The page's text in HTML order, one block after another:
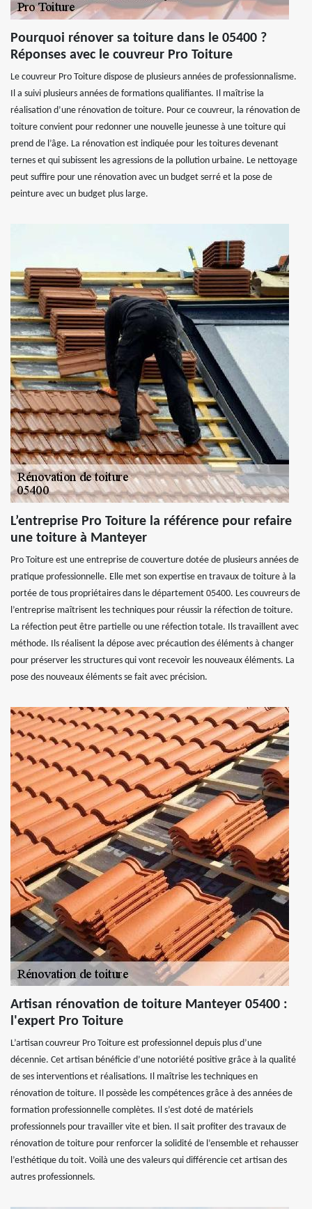
Pourquoi rénover sa toiture dans le 05400 ?
Réponses avec le couvreur Pro Toiture
Le couvreur Pro Toiture dispose de plusieurs années de professionnalisme.
Il a suivi plusieurs années de formations qualifiantes. Il maîtrise la
réalisation d’une rénovation de toiture. Pour ce couvreur, la rénovation de
toiture convient pour redonner une nouvelle jeunesse à une toiture qui
prend de l’âge. La rénovation est indiquée pour les toitures devenant
ternes et qui subissent les agressions de la pollution urbaine. Le nettoyage
peut suffire pour une rénovation avec un budget serré et la pose de
peinture avec un budget plus large.
L’entreprise Pro Toiture la référence pour refaire
une toiture à Manteyer
Pro Toiture est une entreprise de couverture dotée de plusieurs années de
pratique professionnelle. Elle met son expertise en travaux de toiture à la
portée de tous propriétaires dans le département 05400. Les couvreurs de
l’entreprise maîtrisent les techniques pour réussir la réfection de toiture.
La réfection peut être partielle ou une réfection totale. Ils travaillent avec
méthode. Ils réalisent la dépose avec précaution des éléments à changer
pour préserver les structures qui vont recevoir les nouveaux éléments. La
pose des nouveaux éléments se fait avec précision.
Artisan rénovation de toiture Manteyer 05400 :
l'expert Pro Toiture
L’artisan couvreur Pro Toiture est professionnel depuis plus d’une
décennie. Cet artisan bénéficie d’une notoriété positive grâce à la qualité
de ses interventions et réalisations. Il maîtrise les techniques en
rénovation de toiture. Il possède les compétences grâce à des années de
formation professionnelle complètes. Il s’est doté de matériels
professionnels pour travailler vite et bien. Il sait profiter des travaux de
rénovation de toiture pour renforcer la solidité de l’ensemble et rehausser
l’esthétique du toit. Voilà une des valeurs qui différencie cet artisan des
autres professionnels.